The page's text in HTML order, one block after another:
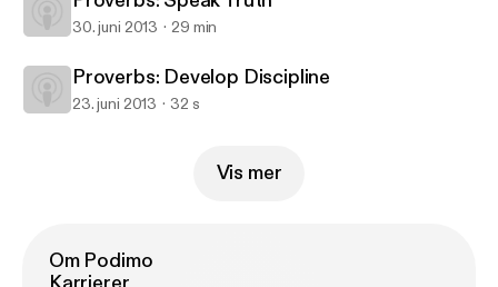
30. juni 2013 29 min
Proverbs: Develop Discipline
23. juni 2013 32 s
Vis mer
Om Podimo